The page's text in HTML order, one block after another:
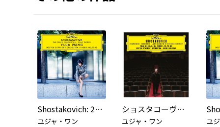
Shostakovich: 24 Preludes and Fugues, Op. 87: No. 2a, Prelude in A Minor
ユジャ・ワン
ショスタコーヴィチ:交響曲全集、協奏曲集、歌劇《ムツェンスク郡のマクベス夫人》
ユジャ・ワン ユ